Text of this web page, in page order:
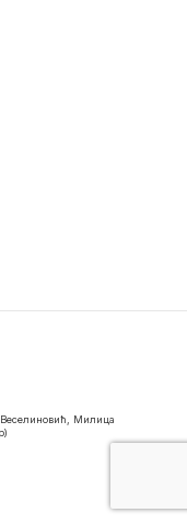
Милица